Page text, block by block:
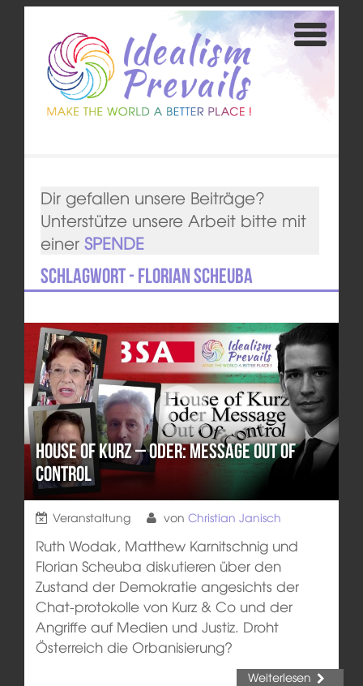
Dir gefallen unsere Beiträge?
Unterstütze unsere Arbeit bitte mit
einer SPENDE
Schlagwort - Florian Scheuba
House of Kurz – oder: Message out of
control
Veranstaltung von Christian Janisch
Ruth Wodak, Matthew Karnitschnig und
Florian Scheuba diskutieren über den
Zustand der Demokratie angesichts der
Chat-protokolle von Kurz & Co und der
Angriffe auf Medien und Justiz. Droht
Österreich die Orbanisierung?
Weiterlesen